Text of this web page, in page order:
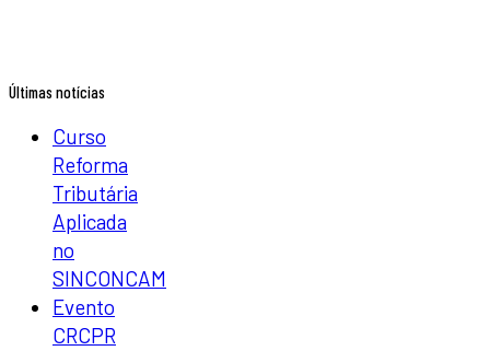
Últimas notícias
Curso
Reforma
Tributária
Aplicada
no
SINCONCAM
Evento
CRCPR